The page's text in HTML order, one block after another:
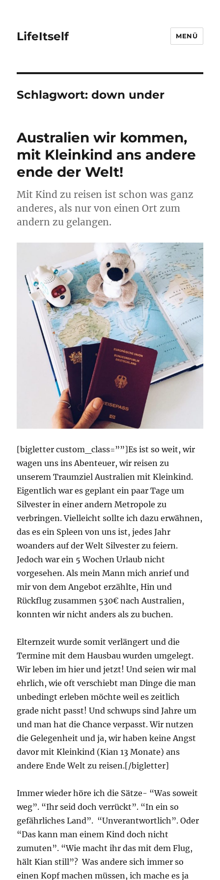
LifeItself MENÜ
Schlagwort:down under
Australien wir kommen,
mit Kleinkind ans andere
ende der Welt!
Mit Kind zu reisen ist schon was ganz
anderes, als nur von einen Ort zum
andern zu gelangen.
[bigletter custom_class=””]Es ist so weit, wir
wagen uns ins Abenteuer, wir reisen zu
unserem Traumziel Australien mit Kleinkind.
Eigentlich war es geplant ein paar Tage um
Silvester in einer andern Metropole zu
verbringen. Vielleicht sollte ich dazu erwähnen,
das es ein Spleen von uns ist, jedes Jahr
woanders auf der Welt Silvester zu feiern.
Jedoch war ein 5 Wochen Urlaub nicht
vorgesehen. Als mein Mann mich anrief und
mir von dem Angebot erzählte, Hin und
Rückflug zusammen 530€ nach Australien,
konnten wir nicht anders als zu buchen.
Elternzeit wurde somit verlängert und die
Termine mit dem Hausbau wurden umgelegt.
Wir leben im hier und jetzt! Und seien wir mal
ehrlich, wie oft verschiebt man Dinge die man
unbedingt erleben möchte weil es zeitlich
grade nicht passt! Und schwups sind Jahre um
und man hat die Chance verpasst. Wir nutzen
die Gelegenheit und ja, wir haben keine Angst
davor mit Kleinkind (Kian 13 Monate) ans
andere Ende Welt zu reisen.[/bigletter]
Immer wieder höre ich die Sätze- “Was soweit
weg”. “Ihr seid doch verrückt”. “In ein so
gefährliches Land”. “Unverantwortlich”. Oder
“Das kann man einem Kind doch nicht
zumuten”. “Wie macht ihr das mit dem Flug,
hält Kian still”? Was andere sich immer so
einen Kopf machen müssen, ich mache es ja